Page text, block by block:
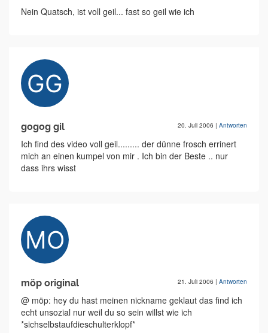
Nein Quatsch, ist voll geil... fast so geil wie ich
gogog gil 20. Juli 2006 | Antworten
Ich find des video voll geil......... der dünne frosch errinert
mich an einen kumpel von mir . Ich bin der Beste .. nur
dass ihrs wisst
möp original 21. Juli 2006 | Antworten
@ möp: hey du hast meinen nickname geklaut das find ich
echt unsozial nur weil du so sein willst wie ich
*sichselbstaufdieschulterklopf*